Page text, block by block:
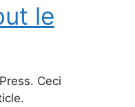
le
Ceci